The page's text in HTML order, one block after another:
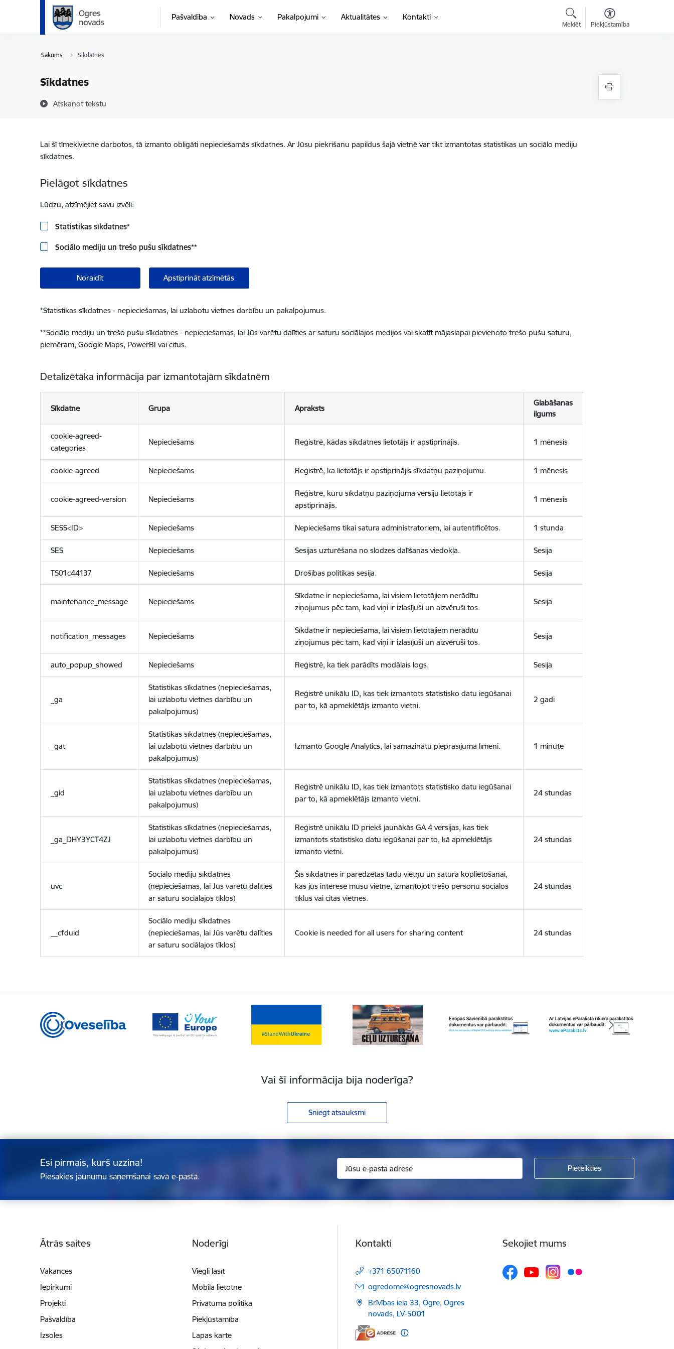
Pāriet uz lapas saturu
Pašvaldība Novads Pakalpojumi Aktualitātes Kontakti
Meklēt Piekļūstamība
Sākums Sīkdatnes
Sīkdatnes
Atskaņot tekstu
Lai šī tīmekļvietne darbotos, tā izmanto obligāti nepieciešamās sīkdatnes. Ar Jūsu piekrišanu papildus šajā vietnē var tikt izmantotas statistikas un sociālo mediju
sīkdatnes.
Pielāgot sīkdatnes
Lūdzu, atzīmējiet savu izvēli:
Statistikas sīkdatnes*
Sociālo mediju un trešo pušu sīkdatnes**
Noraidīt Apstiprināt atzīmētās
*Statistikas sīkdatnes - nepieciešamas, lai uzlabotu vietnes darbību un pakalpojumus.
**Sociālo mediju un trešo pušu sīkdatnes - nepieciešamas, lai Jūs varētu dalīties ar saturu sociālajos medijos vai skatīt mājaslapai pievienoto trešo pušu saturu,
piemēram, Google Maps, PowerBI vai citus.
Detalizētāka informācija par izmantotajām sīkdatnēm
Sīkdatne Grupa Apraksts
Glabāšanas
ilgums
cookie-agreed-
categories
Nepieciešams Reģistrē, kādas sīkdatnes lietotājs ir apstiprinājis. 1 mēnesis
cookie-agreed Nepieciešams Reģistrē, ka lietotājs ir apstiprinājis sīkdatņu paziņojumu. 1 mēnesis
cookie-agreed-version Nepieciešams
Reģistrē, kuru sīkdatņu paziņojuma versiju lietotājs ir
apstiprinājis.
1 mēnesis
SESS<ID> Nepieciešams Nepieciešams tikai satura administratoriem, lai autentificētos. 1 stunda
SES Nepieciešams Sesijas uzturēšana no slodzes dalīšanas viedokļa. Sesija
TS01c44137 Nepieciešams Drošības politikas sesija. Sesija
maintenance_message Nepieciešams
Sīkdatne ir nepieciešama, lai visiem lietotājiem nerādītu
ziņojumus pēc tam, kad viņi ir izlasījuši un aizvēruši tos.
Sesija
notification_messages Nepieciešams
Sīkdatne ir nepieciešama, lai visiem lietotājiem nerādītu
ziņojumus pēc tam, kad viņi ir izlasījuši un aizvēruši tos.
Sesija
auto_popup_showed Nepieciešams Reģistrē, ka tiek parādīts modālais logs. Sesija
_ga
Statistikas sīkdatnes (nepieciešamas,
lai uzlabotu vietnes darbību un
pakalpojumus)
Reģistrē unikālu ID, kas tiek izmantots statistisko datu iegūšanai
par to, kā apmeklētājs izmanto vietni.
2 gadi
_gat
Statistikas sīkdatnes (nepieciešamas,
lai uzlabotu vietnes darbību un
pakalpojumus)
Izmanto Google Analytics, lai samazinātu pieprasījuma līmeni. 1 minūte
_gid
Statistikas sīkdatnes (nepieciešamas,
lai uzlabotu vietnes darbību un
pakalpojumus)
Reģistrē unikālu ID, kas tiek izmantots statistisko datu iegūšanai
par to, kā apmeklētājs izmanto vietni.
24 stundas
_ga_DHY3YCT4ZJ
Statistikas sīkdatnes (nepieciešamas,
lai uzlabotu vietnes darbību un
pakalpojumus)
Reģistrē unikālu ID priekš jaunākās GA 4 versijas, kas tiek
izmantots statistisko datu iegūšanai par to, kā apmeklētājs
izmanto vietni.
24 stundas
uvc
Sociālo mediju sīkdatnes
(nepieciešamas, lai Jūs varētu dalīties
ar saturu sociālajos tīklos)
Šīs sīkdatnes ir paredzētas tādu vietņu un satura koplietošanai,
kas jūs interesē mūsu vietnē, izmantojot trešo personu sociālos
tīklus vai citas vietnes.
24 stundas
__cfduid
Sociālo mediju sīkdatnes
(nepieciešamas, lai Jūs varētu dalīties
ar saturu sociālajos tīklos)
Cookie is needed for all users for sharing content 24 stundas
Vai šī informācija bija noderīga?
Sniegt atsauksmi
Esi pirmais, kurš uzzina!
Piesakies jaunumu saņemšanai savā e-pastā.
Ātrās saites
Vakances
Iepirkumi
Projekti
Pašvaldība
Izsoles
Noderīgi
Viegli lasīt
Mobilā lietotne
Privātuma politika
Piekļūstamība
Lapas karte
Kontakti
+371 65071160
E-pasts:
ogredome@ogresnovads.lv
Brīvības iela 33, Ogre, Ogres
novads, LV-5001
Sekojiet mums